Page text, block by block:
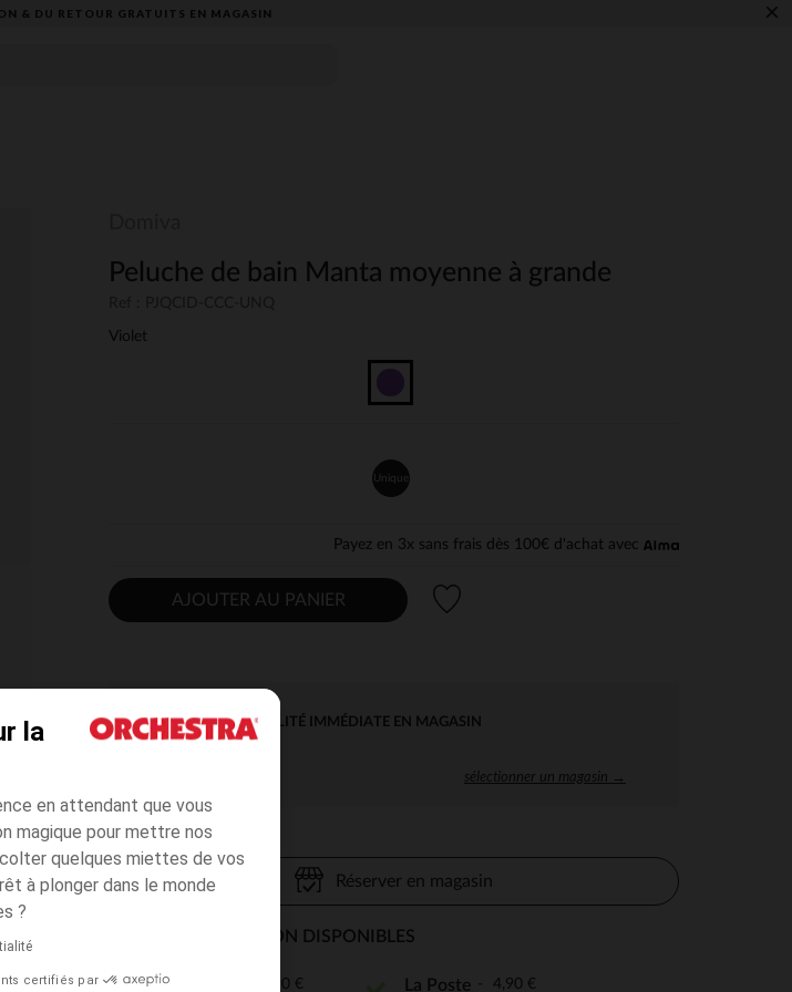
la
en attendant que vous
magique pour mettre nos
quelques miettes de vos
à plonger dans le monde
?
certifiés par
& DU RETOUR GRATUITS EN MAGASIN​ ×
Peluche de bain Manta moyenne à grande
Violet
Unique
Payez en 3x sans frais dès 100€ d'achat avec
AJOUTER AU PANIER
DISPONIBILITÉ IMMÉDIATE EN MAGASIN
sélectionner un magasin →
Réserver en magasin
MODES DE LIVRAISON DISPONIBLES
Point Relais 4,90 € La Poste 4,90 €